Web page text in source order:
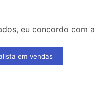
eu concordo com a
em vendas